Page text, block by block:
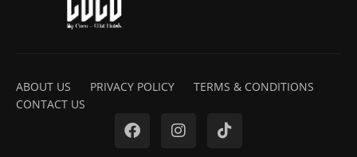
ABOUT US PRIVACY POLICY
TERMS & CONDITIONS
CONTACT US